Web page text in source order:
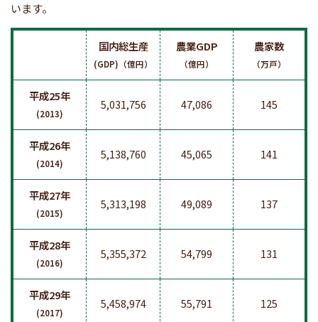
います。
国内総生産
(GDP)（億円）
農業GDP
（億円）
農家数
（万戸）
平成25年
(2013)
5,031,756 47,086 145
平成26年
(2014)
5,138,760 45,065 141
平成27年
(2015)
5,313,198 49,089 137
平成28年
(2016)
5,355,372 54,799 131
平成29年
(2017)
5,458,974 55,791 125